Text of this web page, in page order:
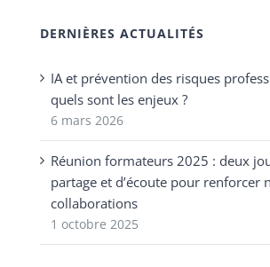
DERNIÈRES ACTUALITÉS
IA et prévention des risques
quels sont les enjeux ?
6 mars 2026
Réunion formateurs 2025 : deux
partage et d’écoute pour renforcer
collaborations
1 octobre 2025